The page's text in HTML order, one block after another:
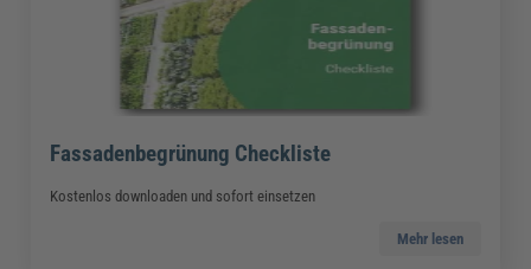
Fassadenbegrünung Checkliste
Kostenlos downloaden und sofort einsetzen
Mehr lesen